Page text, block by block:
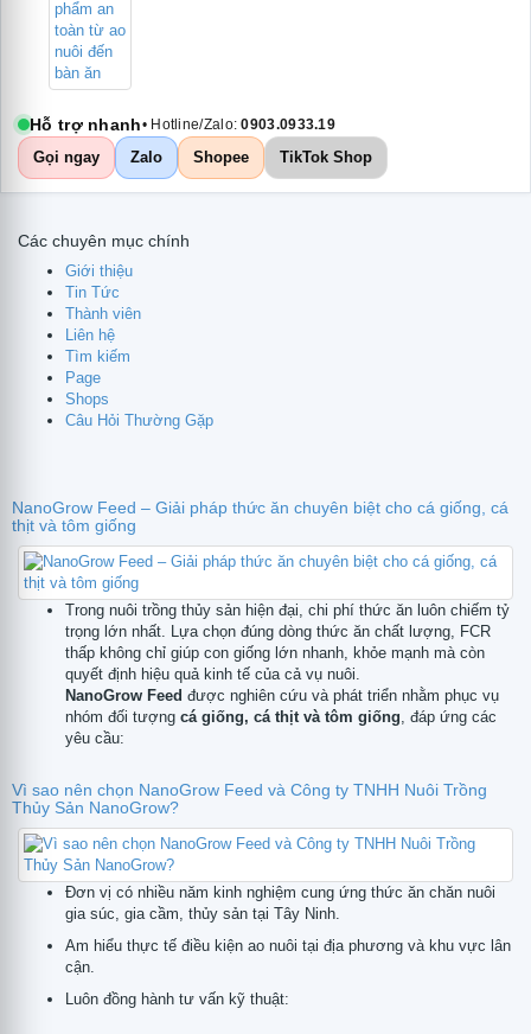
Hỗ trợ nhanh• Hotline/Zalo:0903.0933.19
Gọi ngay Zalo Shopee TikTok Shop
Các chuyên mục chính
Giới thiệu
Tin Tức
Thành viên
Liên hệ
Tìm kiếm
Page
Shops
Câu Hỏi Thường Gặp
NanoGrow Feed – Giải pháp thức ăn chuyên biệt cho cá giống, cá
thịt và tôm giống
Trong nuôi trồng thủy sản hiện đại, chi phí thức ăn luôn chiếm tỷ
trọng lớn nhất. Lựa chọn đúng dòng thức ăn chất lượng, FCR
thấp không chỉ giúp con giống lớn nhanh, khỏe mạnh mà còn
quyết định hiệu quả kinh tế của cả vụ nuôi.
NanoGrow Feed được nghiên cứu và phát triển nhằm phục vụ
nhóm đối tượng cá giống, cá thịt và tôm giống, đáp ứng các
yêu cầu:
Vì sao nên chọn NanoGrow Feed và Công ty TNHH Nuôi Trồng
Thủy Sản NanoGrow?
Đơn vị có nhiều năm kinh nghiệm cung ứng thức ăn chăn nuôi
gia súc, gia cầm, thủy sản tại Tây Ninh.
Am hiểu thực tế điều kiện ao nuôi tại địa phương và khu vực lân
cận.
Luôn đồng hành tư vấn kỹ thuật: